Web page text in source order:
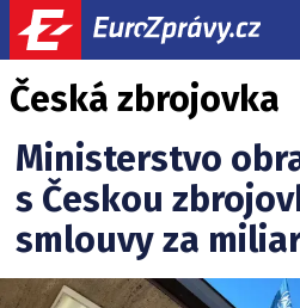
Česká zbrojovka
Ministerstvo
s Českou
smlouvy za